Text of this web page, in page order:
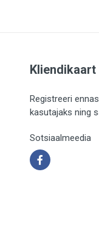
Kliendikaart
Registreeri
kasutajaks ning
Sotsiaalmeedia